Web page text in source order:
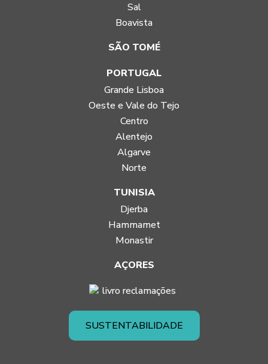
Sal
Boavista
SÃO TOMÉ
PORTUGAL
Grande Lisboa
Oeste e Vale do Tejo
Centro
Alentejo
Algarve
Norte
TUNISIA
Djerba
Hammamet
Monastir
AÇORES
SUSTENTABILIDADE